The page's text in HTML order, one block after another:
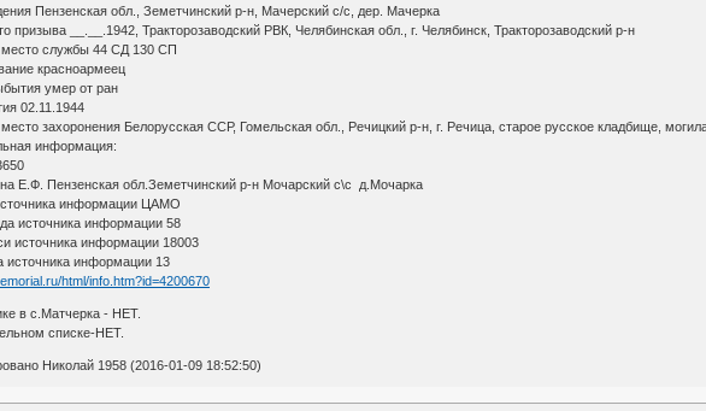
Пензенская обл., Земетчинский р-н, Мачерский с/с, дер. Мачерка
призыва __.__.1942, Тракторозаводский РВК, Челябинская обл., г. Челябинск, Тракторозаводский р-н
место службы 44 СД 130 СП
красноармеец
умер от ран
02.11.1944
захоронения Белорусская ССР, Гомельская обл., Речицкий р-н, г. Речица, старое русское кладбище,
информация:
Е.Ф. Пензенская обл.Земетчинский р-н Мочарский с\с д.Мочарка
информации ЦАМО
источника информации 58
источника информации 18003
источника информации 13
html/info.htm?id=4200670
в с.Матчерка - НЕТ.
списке-НЕТ.
Николай 1958 (2016-01-09 18:52:50)